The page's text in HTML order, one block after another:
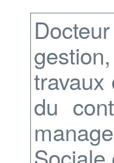
travaux
du